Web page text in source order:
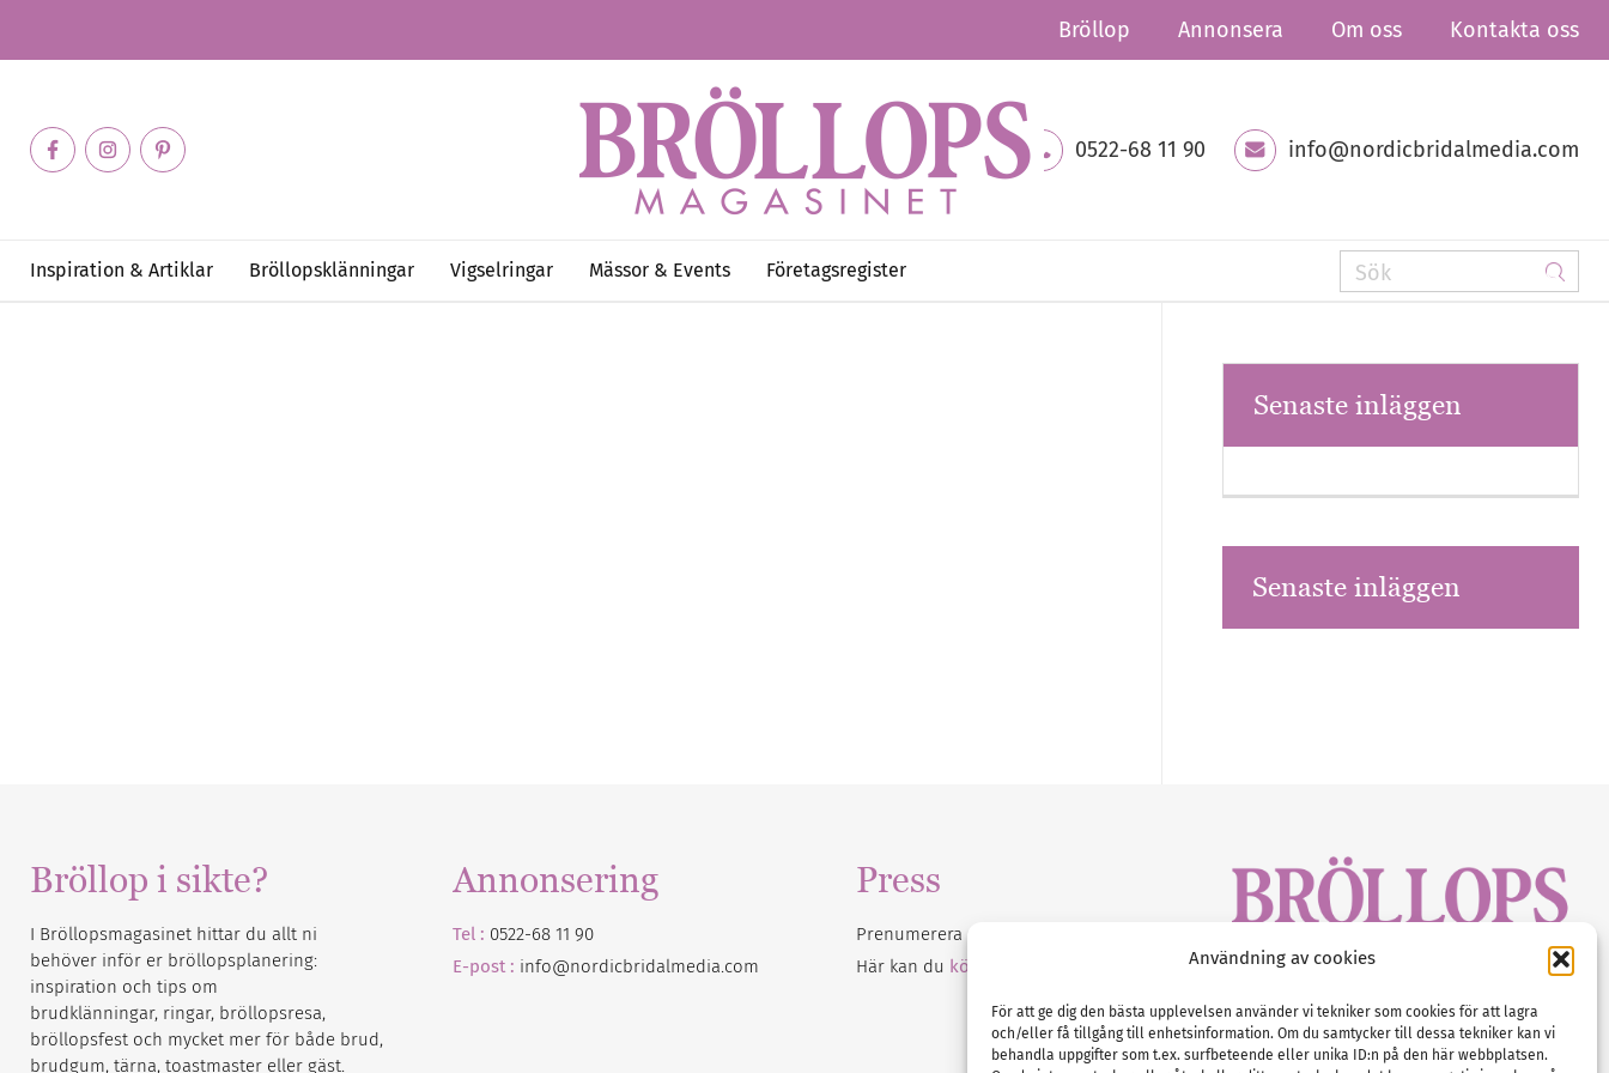
Användning av cookies
För att ge dig den bästa upplevelsen använder vi tekniker som cookies för att lagra
och/eller få tillgång till enhetsinformation. Om du samtycker till dessa tekniker kan vi
behandla uppgifter som t.ex. surfbeteende eller unika ID:n på den här webbplatsen.
Bröllop Annonsera Om oss Kontakta oss
0522-68 11 90 info@nordicbridalmedia.com
Inspiration & Artiklar Bröllopsklänningar Vigselringar Mässor & Events Företagsregister
Senaste inläggen
Senaste inläggen
Bröllop i sikte?
I Bröllopsmagasinet hittar du allt ni
behöver inför er bröllopsplanering:
inspiration och tips om
brudklänningar, ringar, bröllopsresa,
bröllopsfest och mycket mer för både brud,
brudgum, tärna, toastmaster eller gäst.
Annonsering
Tel : 0522-68 11 90
E-post : info@nordicbridalmedia.com
Press
Prenumerera på vårt
Här kan du köpa Bröllopsmagasinet
Tel :0522-68 11 90
E-post:info@nordicbridalmedia.com